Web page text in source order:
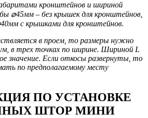
кронштейнов и шириной
⌀45мм – без крышек для кронштейнов,
с крышками для кронштейнов.
в проем, то размеры нужно
в трех точках по ширине. Шириной L
значение. Если откосы развернуты, то
по предполагаемому месту
ПО УСТАНОВКЕ
ШТОР МИНИ